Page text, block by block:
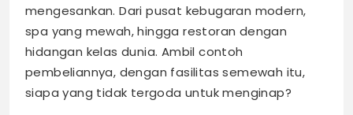
mengesankan. Dari pusat kebugaran modern,
spa yang mewah, hingga restoran dengan
hidangan kelas dunia. Ambil contoh
pembeliannya, dengan fasilitas semewah itu,
siapa yang tidak tergoda untuk menginap?